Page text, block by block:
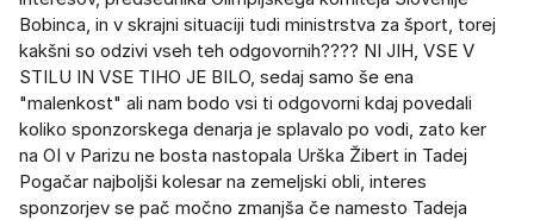
Bobinca, in v skrajni situaciji tudi ministrstva za šport, torej
kakšni so odzivi vseh teh odgovornih???? NI JIH, VSE V
STILU IN VSE TIHO JE BILO, sedaj samo še ena
"malenkost" ali nam bodo vsi ti odgovorni kdaj povedali
koliko sponzorskega denarja je splavalo po vodi, zato ker
na OI v Parizu ne bosta nastopala Urška Žibert in Tadej
Pogačar najboljši kolesar na zemeljski obli, interes
sponzorjev se pač močno zmanjša če namesto Tadeja